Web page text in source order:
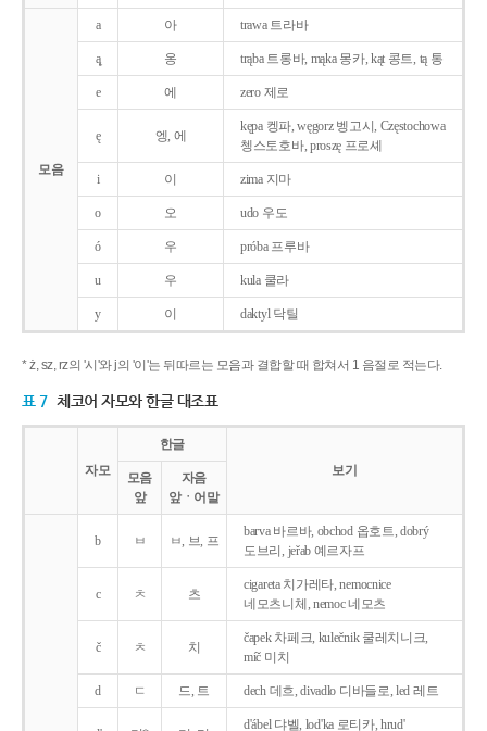
모음
a 아 trawa 트라바
ą̨ 옹 trąba 트롱바, mąka 몽카, kąt 콩트, tą 통
e 에 zero 제로
ę 엥, 에
kępa 켕파, węgorz 벵고시, Częstochowa
쳉스토호바, proszę 프로셰
i 이 zima 지마
o 오 udo 우도
ó 우 próba 프루바
u 우 kula 쿨라
y 이 daktyl 닥틸
* ż, sz, rz의 '시'와 j의 '이'는 뒤따르는 모음과 결합할 때 합쳐서 1 음절로 적는다.
표 7 체코어 자모와 한글 대조표
자모
한글
보기
모음
앞
자음
앞ㆍ어말
b ㅂ ㅂ, 브, 프
barva 바르바, obchod 옵호트, dobrý
도브리, jeřab 예르자프
c ㅊ 츠
cigareta 치가레타, nemocnice
네모츠니체, nemoc 네모츠
č ㅊ 치
čapek 차페크, kulečnik 쿨레치니크,
míč 미치
d ㄷ 드, 트 dech 데흐, divadlo 디바들로, led 레트
d'ábel 댜벨, lod'ka 로티카, hrud'